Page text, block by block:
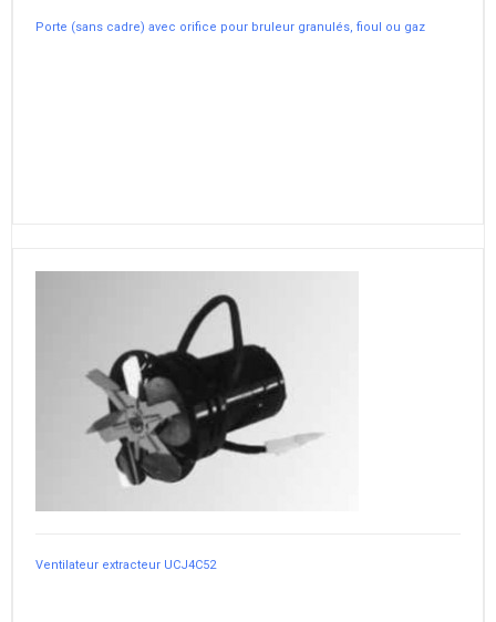
Porte (sans cadre) avec orifice pour bruleur granulés, fioul ou gaz
Ventilateur extracteur UCJ4C52